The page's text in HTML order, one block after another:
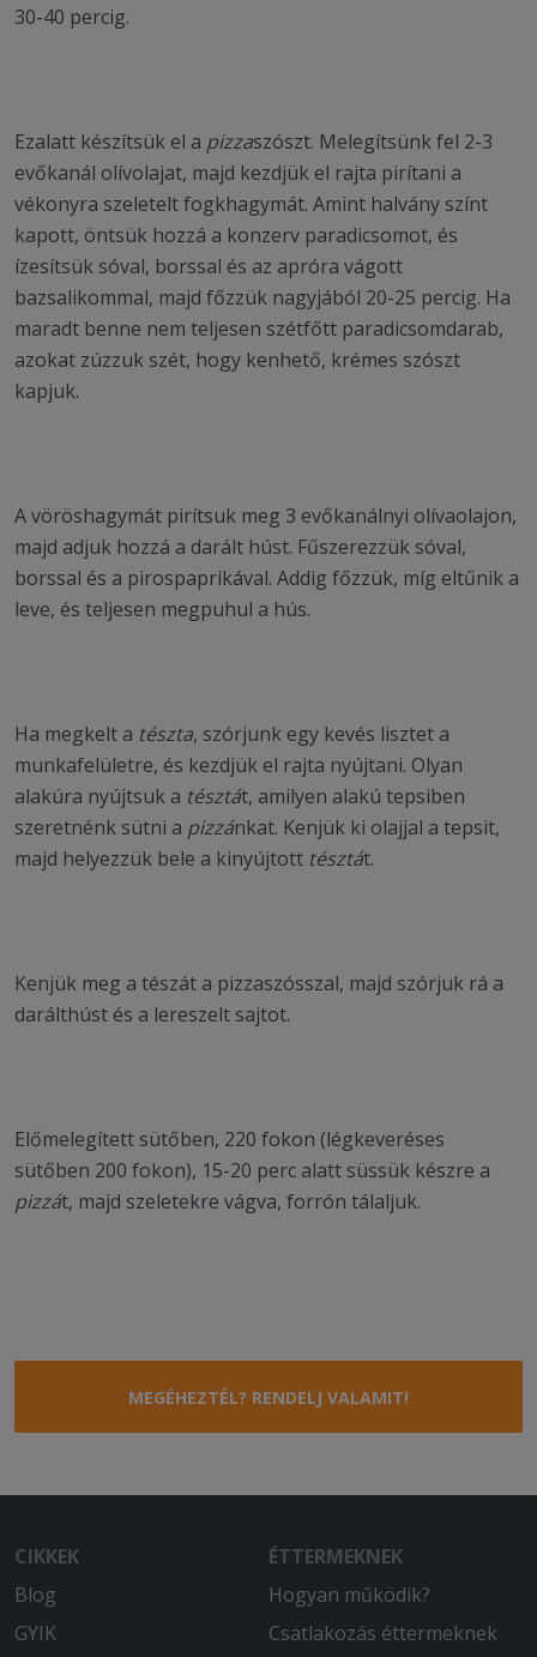
30-40 percig.
Ezalatt készítsük el a pizzaszószt. Melegítsünk fel 2-3
evőkanál olívolajat, majd kezdjük el rajta pirítani a
vékonyra szeletelt fogkhagymát. Amint halvány színt
kapott, öntsük hozzá a konzerv paradicsomot, és
ízesítsük sóval, borssal és az apróra vágott
bazsalikommal, majd főzzük nagyjából 20-25 percig. Ha
maradt benne nem teljesen szétfőtt paradicsomdarab,
azokat zúzzuk szét, hogy kenhető, krémes szószt
kapjuk.
A vöröshagymát pirítsuk meg 3 evőkanálnyi olívaolajon,
majd adjuk hozzá a darált húst. Fűszerezzük sóval,
borssal és a pirospaprikával. Addig főzzük, míg eltűnik a
leve, és teljesen megpuhul a hús.
Ha megkelt a tészta, szórjunk egy kevés lisztet a
munkafelületre, és kezdjük el rajta nyújtani. Olyan
alakúra nyújtsuk a tésztát, amilyen alakú tepsiben
szeretnénk sütni a pizzánkat. Kenjük ki olajjal a tepsit,
majd helyezzük bele a kinyújtott tésztát.
Kenjük meg a tészát a pizzaszósszal, majd szórjuk rá a
darálthúst és a lereszelt sajtot.
Előmelegített sütőben, 220 fokon (légkeveréses
sütőben 200 fokon), 15-20 perc alatt süssük készre a
pizzát, majd szeletekre vágva, forrón tálaljuk.
MEGÉHEZTÉL? RENDELJ VALAMIT!
CIKKEK
Blog
GYIK
ÉTTERMEKNEK
Hogyan működik?
Csatlakozás éttermeknek